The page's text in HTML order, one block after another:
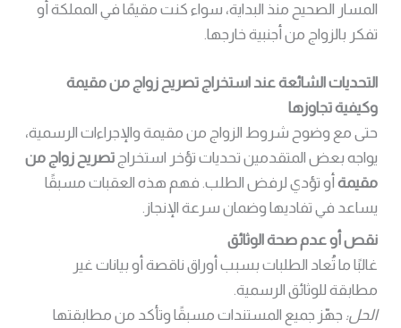
المسار الصحيح منذ البداية، سواء كنت مقيمًا في المملكة أو
تفكر بالزواج من أجنبية خارجها.
التحديات الشائعة عند استخراج تصريح زواج من مقيمة
وكيفية تجاوزها
حتى مع وضوح شروط الزواج من مقيمة والإجراءات الرسمية،
يواجه بعض المتقدمين تحديات تؤخر استخراجتصريح زواج من
مقيمة أو تؤدي لرفض الطلب. فهم هذه العقبات مسبقًا
يساعد في تفاديها وضمان سرعة الإنجاز.
نقص أو عدم صحة الوثائق
غالبًا ما تُعاد الطلبات بسبب أوراق ناقصة أو بيانات غير
مطابقة للوثائق الرسمية.
الحل: جهّز جميع المستندات مسبقًا وتأكد من مطابقتها